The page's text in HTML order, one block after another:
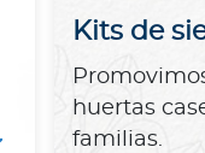
Kits de
huertas
familias.